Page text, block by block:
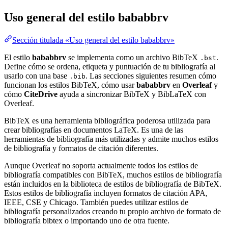
Uso general del estilo bababbrv
Sección titulada «Uso general del estilo bababbrv»
El estilo bababbrv se implementa como un archivo BibTeX .bst.
Define cómo se ordena, etiqueta y puntuación de tu bibliografía al
usarlo con una base .bib. Las secciones siguientes resumen cómo
funcionan los estilos BibTeX, cómo usarbababbrv en Overleafy
cómo CiteDrive ayuda a sincronizar BibTeX y BibLaTeX con
Overleaf.
BibTeX es una herramienta bibliográfica poderosa utilizada para
crear bibliografías en documentos LaTeX. Es una de las
herramientas de bibliografía más utilizadas y admite muchos estilos
de bibliografía y formatos de citación diferentes.
Aunque Overleaf no soporta actualmente todos los estilos de
bibliografía compatibles con BibTeX, muchos estilos de bibliografía
están incluidos en la biblioteca de estilos de bibliografía de BibTeX.
Estos estilos de bibliografía incluyen formatos de citación APA,
IEEE, CSE y Chicago. También puedes utilizar estilos de
bibliografía personalizados creando tu propio archivo de formato de
bibliografía bibtex o importando uno de otra fuente.